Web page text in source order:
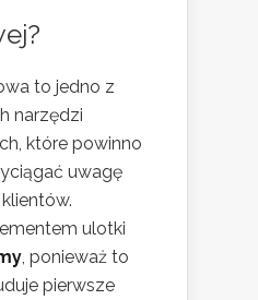
to jedno z
narzędzi
które powinno
uwagę
ulotki
, ponieważ to
pierwsze